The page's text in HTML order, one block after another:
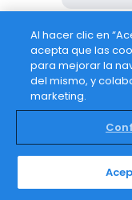
Política
© Todos los
Al hacer clic en
acepta que las
para mejorar la
del mismo, y
marketing.